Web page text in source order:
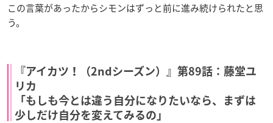
この言葉があったからシモンはずっと前に進み続けられたと思
う。
『アイカツ！（2ndシーズン）』第89話：藤堂ユ
リカ
「もしも今とは違う自分になりたいなら、まずは
少しだけ自分を変えてみるの」